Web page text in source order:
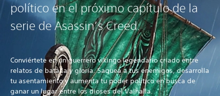
político en el próximo capítulo de la
serie de Asassin’s Creed.
Conviértete en un guerrero vikingo legendario criado entre
relatos de batalla y gloria. Saquea a tus enemigos, desarrolla
tu asentamiento y aumenta tu poder político en busca de
ganar un lugar entre los dioses del Valhalla.